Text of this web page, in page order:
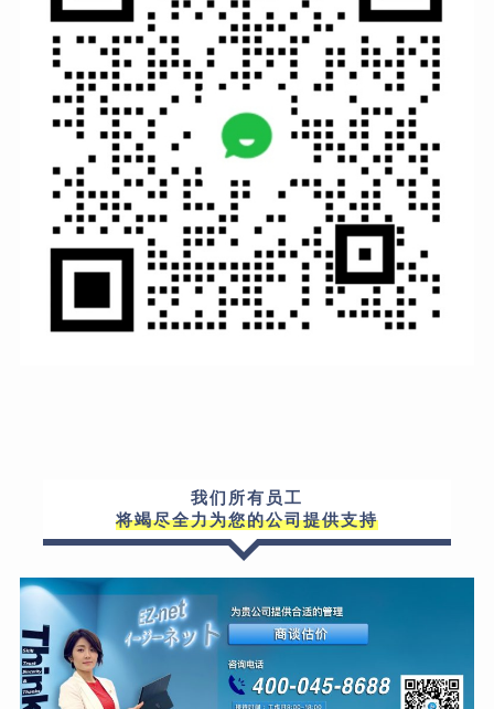
我们所有员工
将竭尽全力为您的公司提供支持